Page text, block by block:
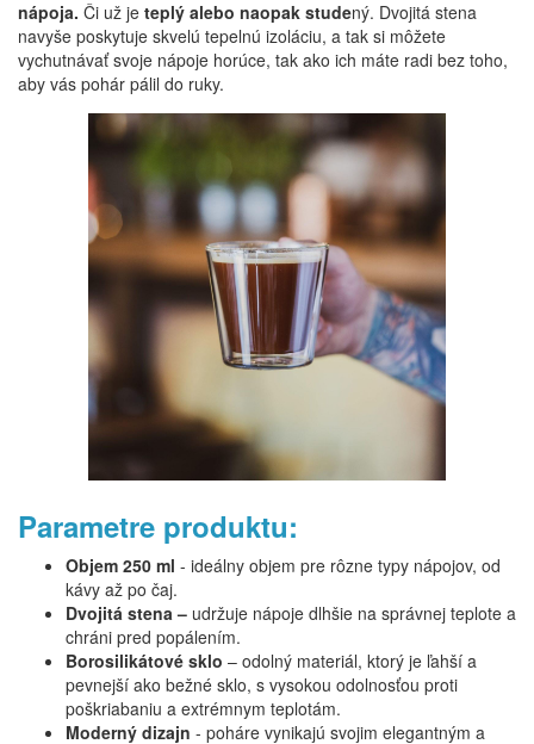
nápoja. Či už je teplý alebo naopak studený. Dvojitá stena
navyše poskytuje skvelú tepelnú izoláciu, a tak si môžete
vychutnávať svoje nápoje horúce, tak ako ich máte radi bez toho,
aby vás pohár pálil do ruky.
Parametre produktu:
Objem 250 ml - ideálny objem pre rôzne typy nápojov, od
kávy až po čaj.
Dvojitá stena – udržuje nápoje dlhšie na správnej teplote a
chráni pred popálením.
Borosilikátové sklo – odolný materiál, ktorý je ľahší a
pevnejší ako bežné sklo, s vysokou odolnosťou proti
poškriabaniu a extrémnym teplotám.
Moderný dizajn - poháre vynikajú svojim elegantným a